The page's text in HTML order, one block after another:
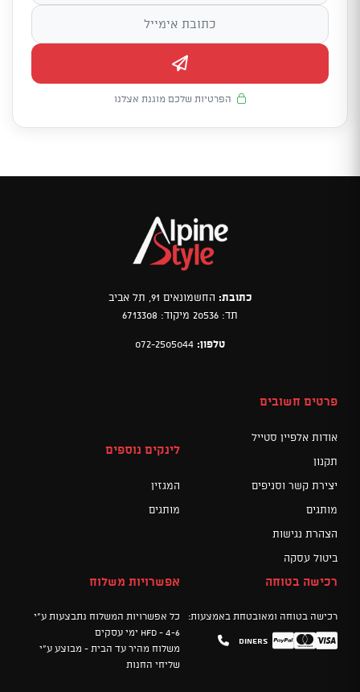
הפרטיות שלכם מוגנת אצלנו
כתובת: החשמונאים 91, תל אביב
תד: 20536 מיקוד: 6713308
טלפון: 072-2505044
פרטים חשובים
אודות אלפיין סטייל
תקנון
יצירת קשר וסניפים
מותגים
הצהרת נגישות
ביטול עסקה
לינקים נוספים
המגזין
מותגים
רכישה בטוחה
רכישה בטוחה ומאובטחת באמצעות:
Visa
Mastercard
PayPal
Diners
אפשרויות משלוח
כל אפשרויות המשלוח נתבצעות ע"י
HFD - 4-6 ימי עסקים
משלוח מהיר עד הבית - מבוצע ע"י
שליחי החנות